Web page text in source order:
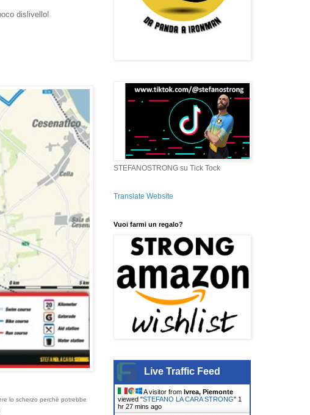
dislivello!
lo scherzo perchè potrebbe
STEFANOSTRONG su Tick Tock
Translate Website
Vuoi farmi un regalo?
Live Traffic Feed
A visitor from Ivrea, Piemonte
viewed "STEFANO LA CARA STRONG" 1
hr 27 mins ago